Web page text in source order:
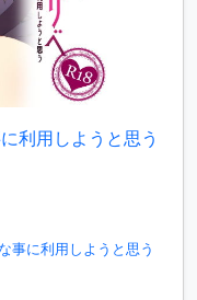
利用しようと思う
事に利用しようと思う